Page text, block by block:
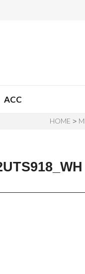
ACC
HOME >